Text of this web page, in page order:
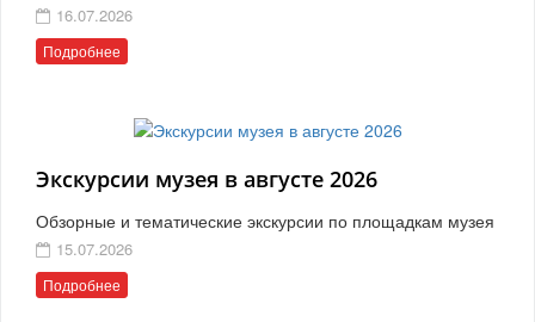
16.07.2026
Подробнее
Экскурсии музея в августе 2026
Обзорные и тематические экскурсии по площадкам музея
15.07.2026
Подробнее